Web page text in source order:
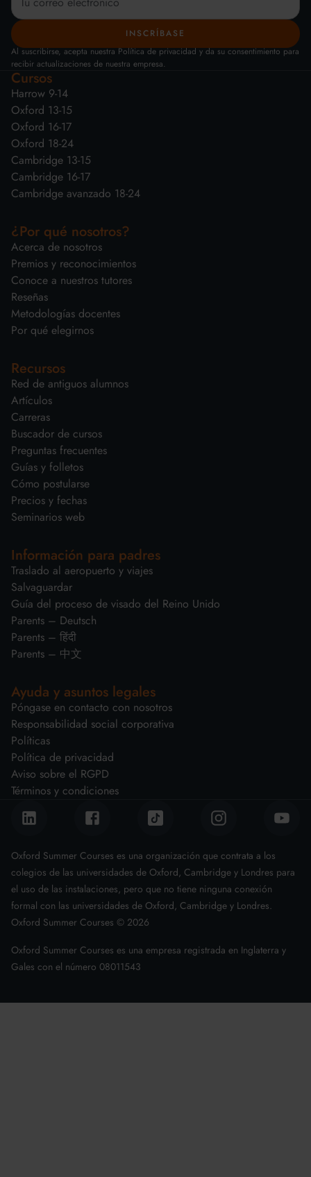
Al suscribirse, acepta nuestra Política de privacidad y da su consentimiento para
recibir actualizaciones de nuestra empresa.
Cursos
Harrow 9-14
Oxford 13-15
Oxford 16-17
Oxford 18-24
Cambridge 13-15
Cambridge 16-17
Cambridge avanzado 18-24
¿Por qué nosotros?
Acerca de nosotros
Premios y reconocimientos
Conoce a nuestros tutores
Reseñas
Metodologías docentes
Por qué elegirnos
Recursos
Red de antiguos alumnos
Artículos
Carreras
Buscador de cursos
Preguntas frecuentes
Guías y folletos
Cómo postularse
Precios y fechas
Seminarios web
Información para padres
Traslado al aeropuerto y viajes
Salvaguardar
Guía del proceso de visado del Reino Unido
Parents – Deutsch
Parents – हिंदी
Parents – 中文
Ayuda y asuntos legales
Póngase en contacto con nosotros
Responsabilidad social corporativa
Políticas
Política de privacidad
Aviso sobre el RGPD
Términos y condiciones
Oxford Summer Courses es una organización que contrata a los
colegios de las universidades de Oxford, Cambridge y Londres para
el uso de las instalaciones, pero que no tiene ninguna conexión
formal con las universidades de Oxford, Cambridge y Londres.
Oxford Summer Courses © 2026
Oxford Summer Courses es una empresa registrada en Inglaterra y
Gales con el número 08011543